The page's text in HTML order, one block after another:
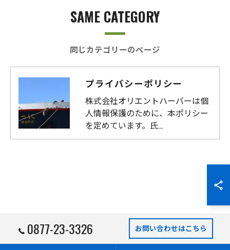
同じカテゴリーのページ
SAME CATEGORY
プライバシーポリシー
株式会社オリエントハーバーは個
人情報保護のために、本ポリシー
を定めています。氏…
0877-23-3326 お問い合わせはこちら